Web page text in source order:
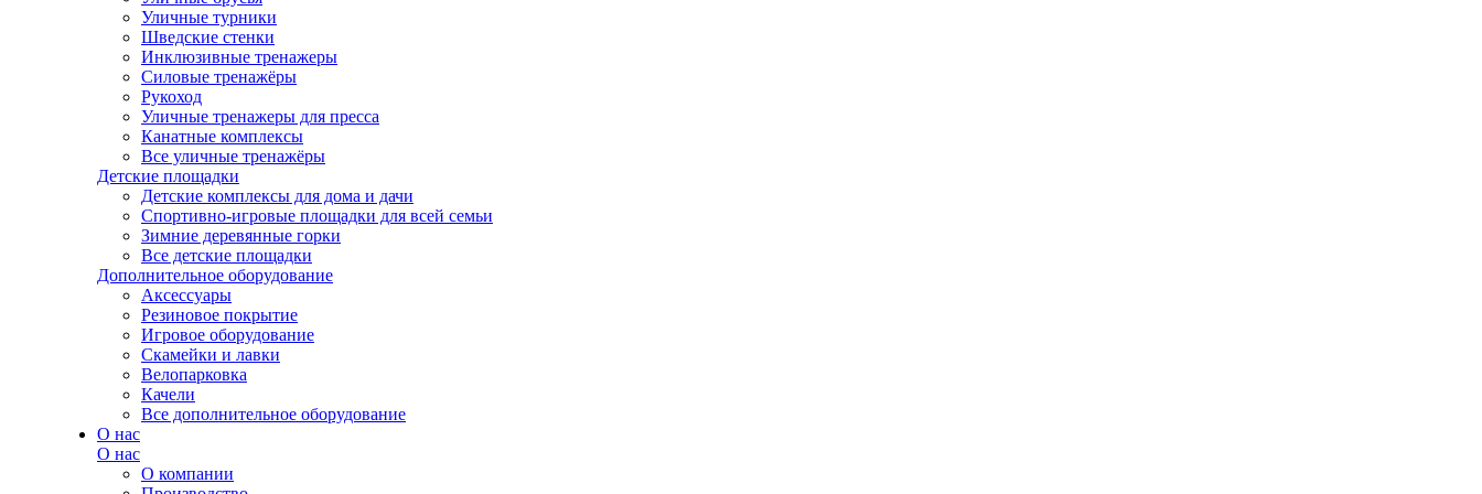
Уличные турники
Шведские стенки
Инклюзивные тренажеры
Силовые тренажёры
Рукоход
Уличные тренажеры для пресса
Канатные комплексы
Все уличные тренажёры
Детские площадки
Детские комплексы для дома и дачи
Спортивно-игровые площадки для всей семьи
Зимние деревянные горки
Все детские площадки
Дополнительное оборудование
Аксессуары
Резиновое покрытие
Игровое оборудование
Скамейки и лавки
Велопарковка
Качели
Все дополнительное оборудование
О нас
О нас
О компании